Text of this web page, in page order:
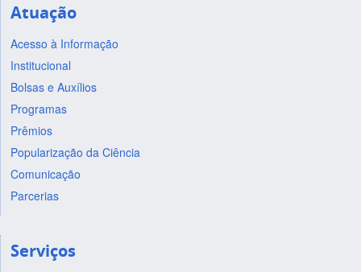
Atuação
Acesso à Informação
Institucional
Bolsas e Auxílios
Programas
Prêmios
Popularização da Ciência
Comunicação
Parcerias
Serviços